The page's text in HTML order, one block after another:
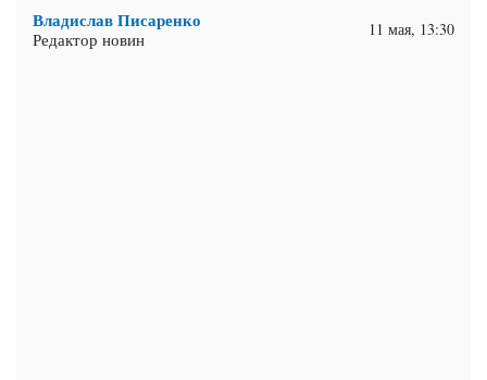
Владислав Писаренко
Редактор новин 11 мая, 13:30